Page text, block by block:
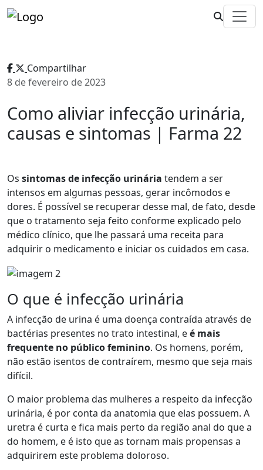
Compartilhar
8 de fevereiro de 2023
Como aliviar infecção urinária,
causas e sintomas | Farma 22
Os sintomas de infecção urinária tendem a ser
intensos em algumas pessoas, gerar incômodos e
dores. É possível se recuperar desse mal, de fato, desde
que o tratamento seja feito conforme explicado pelo
médico clínico, que lhe passará uma receita para
adquirir o medicamento e iniciar os cuidados em casa.
O que é infecção urinária
A infecção de urina é uma doença contraída através de
bactérias presentes no trato intestinal, eé mais
frequente no público feminino. Os homens, porém,
não estão isentos de contraírem, mesmo que seja mais
difícil.
O maior problema das mulheres a respeito da infecção
urinária, é por conta da anatomia que elas possuem. A
uretra é curta e fica mais perto da região anal do que a
do homem, e é isto que as tornam mais propensas a
adquirirem este problema doloroso.